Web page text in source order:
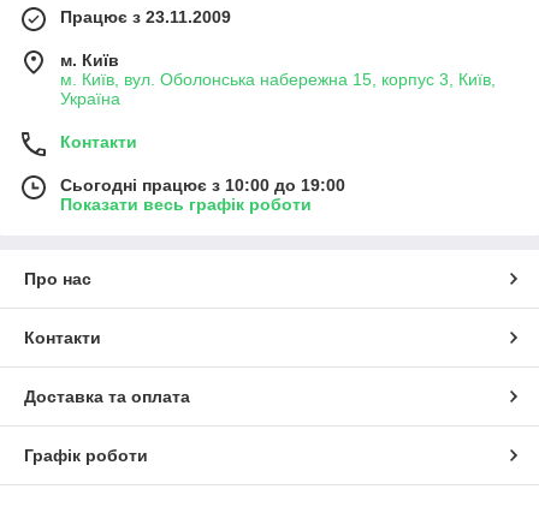
Працює з 23.11.2009
м. Київ
м. Київ, вул. Оболонська набережна 15, корпус 3, Київ,
Україна
Контакти
Сьогодні працює з 10:00 до 19:00
Показати весь графік роботи
Про нас
Контакти
Доставка та оплата
Графік роботи